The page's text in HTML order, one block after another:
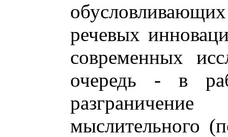
речевых
современных
очередь - в
мыслительного